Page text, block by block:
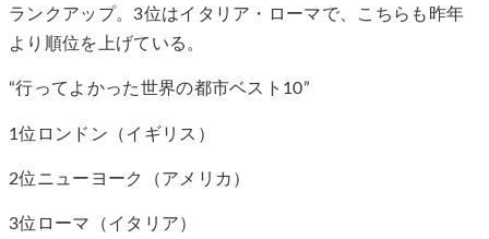
ランクアップ。3位はイタリア・ローマで、こちらも昨年
より順位を上げている。
“行ってよかった世界の都市ベスト10”
1位ロンドン（イギリス）
2位ニューヨーク（アメリカ）
3位ローマ（イタリア）